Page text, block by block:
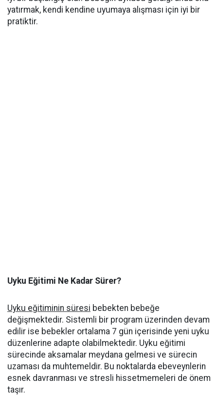
yatırmak, kendi kendine uyumaya alışması için iyi bir
pratiktir.
Uyku Eğitimi Ne Kadar Sürer?
Uyku eğitiminin süresi bebekten bebeğe
değişmektedir. Sistemli bir program üzerinden devam
edilir ise bebekler ortalama 7 gün içerisinde yeni uyku
düzenlerine adapte olabilmektedir. Uyku eğitimi
sürecinde aksamalar meydana gelmesi ve sürecin
uzaması da muhtemeldir. Bu noktalarda ebeveynlerin
esnek davranması ve stresli hissetmemeleri de önem
taşır.